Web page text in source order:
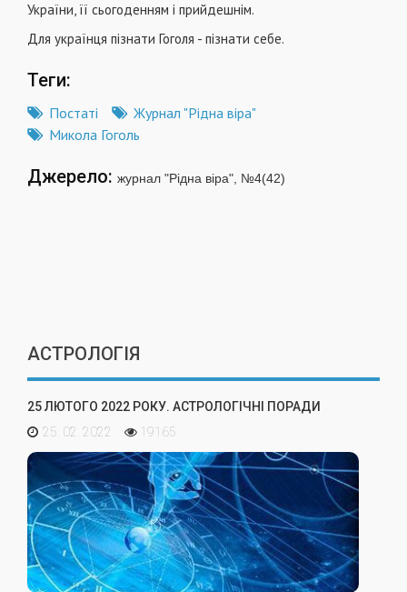
України, її сьогоденням і прийдешнім.
Для українця пізнати Гоголя - пізнати себе.
Теги:
Постаті
Журнал "Рідна віра"
Микола Гоголь
Джерело: журнал "Рідна віра", №4(42)
АСТРОЛОГІЯ
25 ЛЮТОГО 2022 РОКУ. АСТРОЛОГІЧНІ ПОРАДИ
25. 02. 2022
19165